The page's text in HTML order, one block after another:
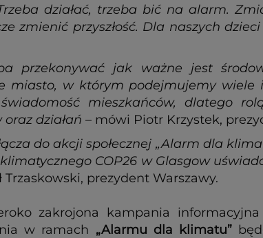
działać, trzeba bić na alarm.
zmienić przyszłość. Dla naszych
przekonywać jak ważne jest
miasto, w którym podejmujemy
mieszkańców, dlatego
działań – mówi Piotr Krzystek,
do akcji społecznej „Alarm dla
COP26 w Glasgow
Trzaskowski, prezydent Warszawy.
zakrojona kampania
w ramach „Alarmu dla klimatu”